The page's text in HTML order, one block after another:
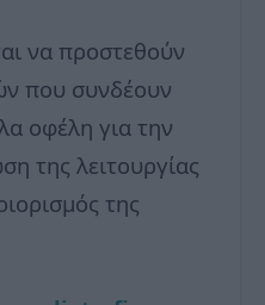
να προστεθούν
που συνδέουν
οφέλη για την
της λειτουργίας
της